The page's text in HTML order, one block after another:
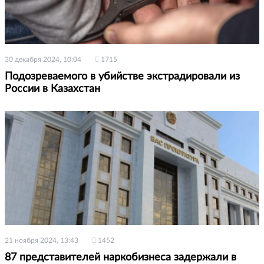
30 декабря 2024, 10:04 1715
Подозреваемого в убийстве экстрадировали из
России в Казахстан
21 ноября 2024, 13:43 1452
87 представителей наркобизнеса задержали в